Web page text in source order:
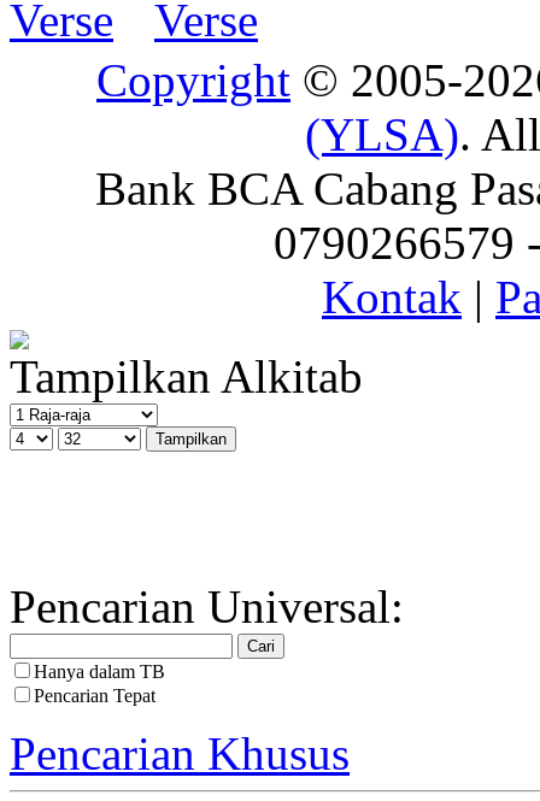
Copyright © 2005-
(YLSA).
Bank BCA Cabang
0790266579
Kontak |
Tampilkan Alkitab
Pencarian Universal:
Hanya dalam TB
Pencarian Tepat
Pencarian Khusus